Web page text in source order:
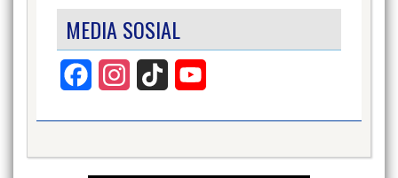
MEDIA SOSIAL
Facebook InstagramTikTok